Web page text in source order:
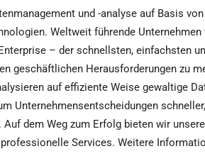
und -analyse auf Basis
Weltweit führende Unternehmen
– der schnellsten, einfachsten
geschäftlichen Herausforderungen zu
auf effiziente Weise gewaltige
Unternehmensentscheidungen
dem Weg zum Erfolg bieten wir
Services. Weitere